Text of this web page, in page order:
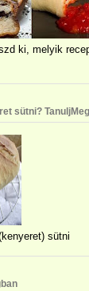
ki, melyik
sütni?
sütni